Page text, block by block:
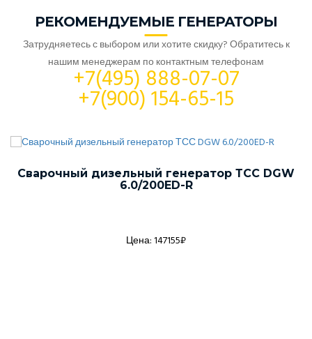
РЕКОМЕНДУЕМЫЕ ГЕНЕРАТОРЫ
Затрудняетесь с выбором или хотите скидку? Обратитесь к
нашим менеджерам по контактным телефонам
+7(495) 888-07-07
+7(900) 154-65-15
Сварочный дизельный генератор ТСС DGW
6.0/200ED-R
Цена: 147155₽